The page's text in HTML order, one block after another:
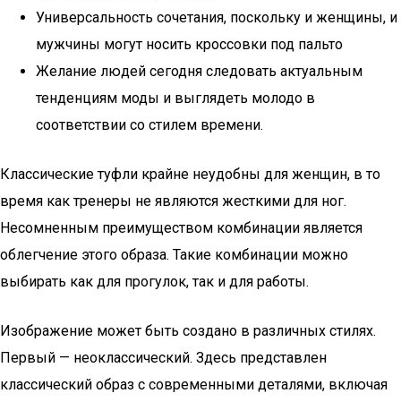
Универсальность сочетания, поскольку и женщины, и
мужчины могут носить кроссовки под пальто
Желание людей сегодня следовать актуальным
тенденциям моды и выглядеть молодо в
соответствии со стилем времени.
Классические туфли крайне неудобны для женщин, в то
время как тренеры не являются жесткими для ног.
Несомненным преимуществом комбинации является
облегчение этого образа. Такие комбинации можно
выбирать как для прогулок, так и для работы.
Изображение может быть создано в различных стилях.
Первый — неоклассический. Здесь представлен
классический образ с современными деталями, включая